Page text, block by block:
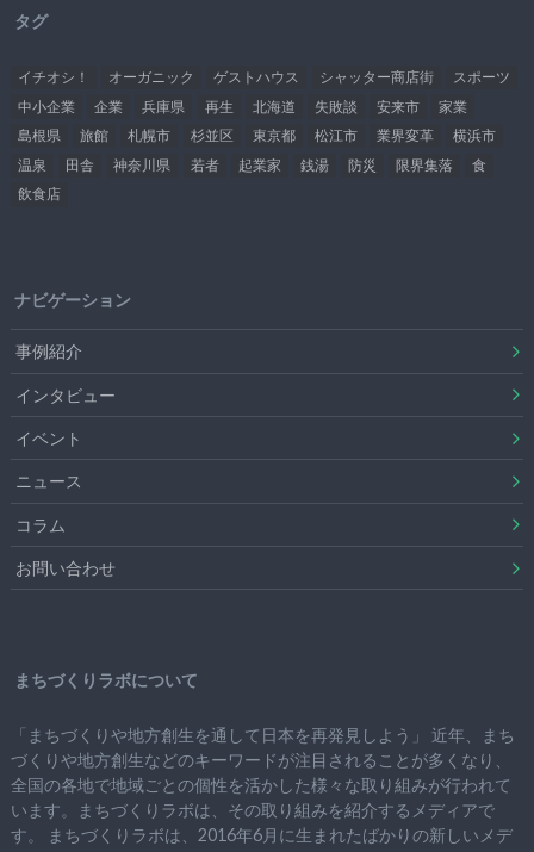
タグ
イチオシ！ オーガニック ゲストハウス シャッター商店街
スポーツ
中小企業
企業 兵庫県 再生 北海道 失敗談 安来市
家業
島根県
旅館 札幌市 杉並区 東京都 松江市 業界変革
横浜市
温泉
田舎 神奈川県 若者 起業家 銭湯 防災 限界集落
食
飲食店
ナビゲーション
事例紹介
インタビュー
イベント
ニュース
コラム
お問い合わせ
まちづくりラボについて
「まちづくりや地方創生を通して日本を再発見しよう」 近年、まち
づくりや地方創生などのキーワードが注目されることが多くなり、
全国の各地で地域ごとの個性を活かした様々な取り組みが行われて
います。まちづくりラボは、その取り組みを紹介するメディアで
す。 まちづくりラボは、2016年6月に生まれたばかりの新しいメデ